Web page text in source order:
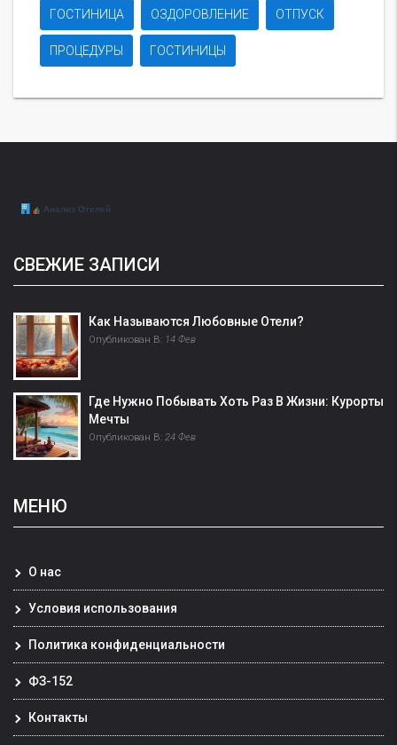
ГОСТИНИЦА ОЗДОРОВЛЕНИЕ ОТПУСК
ПРОЦЕДУРЫ ГОСТИНИЦЫ
СВЕЖИЕ ЗАПИСИ
Как Называются Любовные Отели?
Опубликован В: 14 Фев
Где Нужно Побывать Хоть Раз В Жизни: Курорты
Мечты
Опубликован В: 24 Фев
МЕНЮ
О нас
Условия использования
Политика конфиденциальности
ФЗ-152
Контакты